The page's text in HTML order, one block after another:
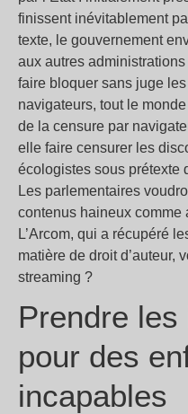
finissent inévitablement
texte, le gouvernement
aux autres
faire bloquer sans juge
navigateurs, tout le
de la censure par
elle faire censurer les
écologistes sous prétexte
Les parlementaires
contenus haineux comme
L’Arcom, qui a récupéré
matière de droit d’auteur,
streaming ?
Prendre
pour des
incapables